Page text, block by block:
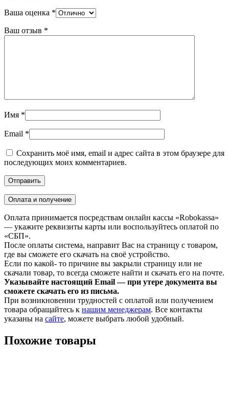
Ваша оценка *
Ваш отзыв *
Имя *
Email *
Сохранить моё имя, email и адрес сайта в этом браузере для
последующих моих комментариев.
Оплата и получение
Оплата принимается посредствам онлайн кассы «Robokassa»
— укажите реквизиты карты или воспользуйтесь оплатой по
«СБП».
После оплаты система, направит Вас на страницу с товаром,
где вы сможете его скачать на своё устройство.
Если по какой- то причине вы закрыли страницу или не
скачали товар, то всегда сможете найти и скачать его на почте.
Указывайте настоящий Email — при утере документа вы
сможете скачать его из письма.
При возникновении трудностей с оплатой или получением
товара обращайтесь к нашим менеджерам. Все контакты
указаны на сайте, можете выбрать любой удобный.
Похожие товары